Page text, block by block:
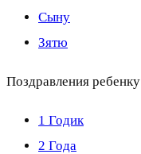
Сыну
Зятю
Поздравления ребенку
1 Годик
2 Года